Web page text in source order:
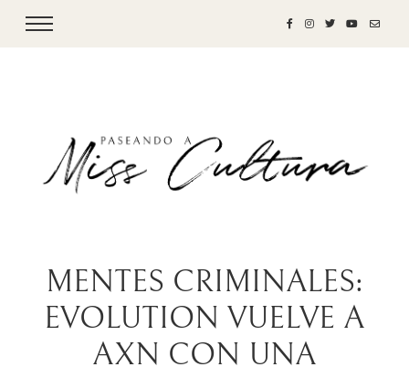
MENTES CRIMINALES:
EVOLUTION VUELVE A
AXN CON UNA